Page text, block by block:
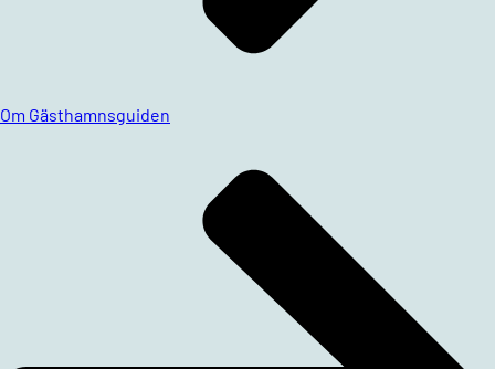
Om Gästhamnsguiden